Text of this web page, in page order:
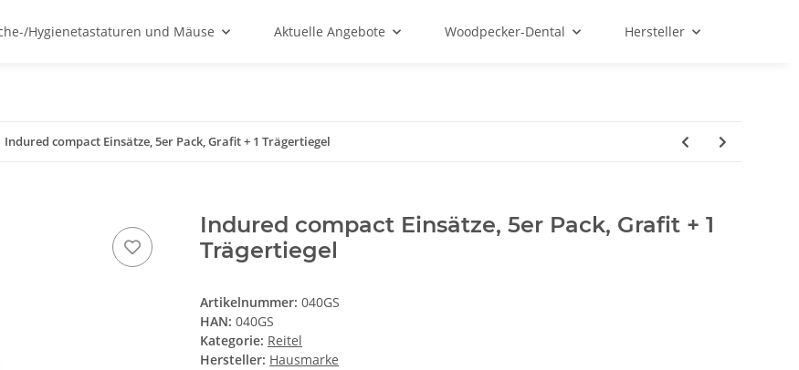
Hygienetastaturen und Mäuse Aktuelle Angebote Woodpecker-Dental Hersteller
Indured compact Einsätze, 5er Pack, Grafit + 1 Trägertiegel
Indured compact Einsätze, 5er Pack, Grafit + 1
Trägertiegel
Artikelnummer: 040GS
HAN: 040GS
Kategorie: Reitel
Hersteller: Hausmarke